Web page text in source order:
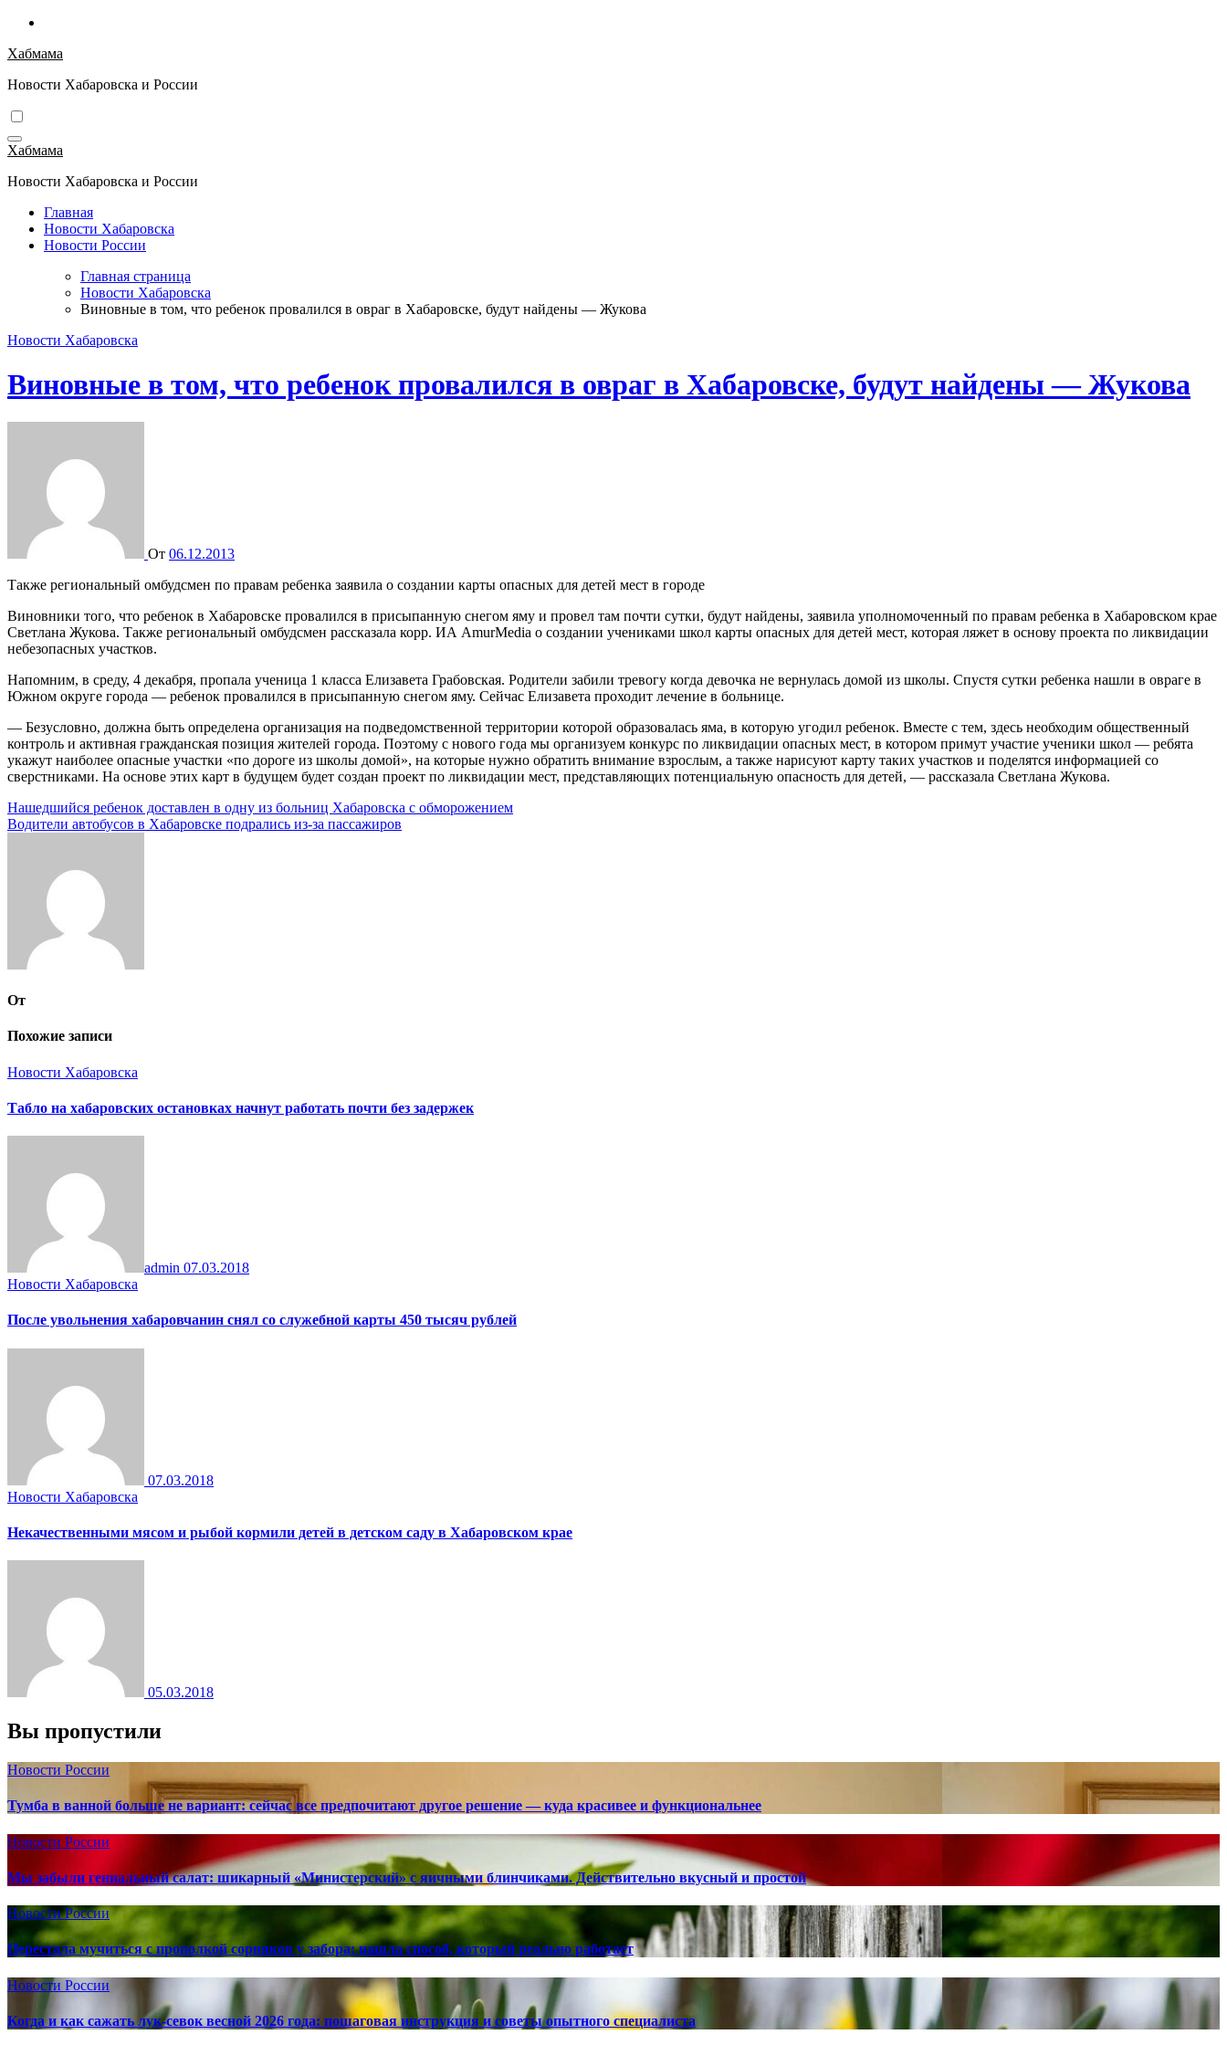
Перейти
содержимому
Хабмама
Новости Хабаровска и России
Хабмама
Новости Хабаровска и России
Главная
Новости Хабаровска
Новости России
Главная страница
Новости Хабаровска
Виновные в том, что ребенок провалился в овраг в Хабаровске, будут найдены — Жукова
Новости Хабаровска
Виновные в том, что ребенок провалился в овраг в Хабаровске, будут найдены — Жукова
От 06.12.2013
Также региональный омбудсмен по правам ребенка заявила о создании карты опасных для детей мест в городе
Виновники того, что ребенок в Хабаровске провалился в присыпанную снегом яму и провел там почти сутки, будут найдены, заявила уполномоченный по правам ребенка в Хабаровском крае
Светлана Жукова. Также региональный омбудсмен рассказала корр. ИА AmurMedia о создании учениками школ карты опасных для детей мест, которая ляжет в основу проекта по ликвидации
небезопасных участков.
Напомним, в среду, 4 декабря, пропала ученица 1 класса Елизавета Грабовская. Родители забили тревогу когда девочка не вернулась домой из школы. Спустя сутки ребенка нашли в овраге в
Южном округе города — ребенок провалился в присыпанную снегом яму. Сейчас Елизавета проходит лечение в больнице.
— Безусловно, должна быть определена организация на подведомственной территории которой образовалась яма, в которую угодил ребенок. Вместе с тем, здесь необходим общественный
контроль и активная гражданская позиция жителей города. Поэтому с нового года мы организуем конкурс по ликвидации опасных мест, в котором примут участие ученики школ — ребята
укажут наиболее опасные участки «по дороге из школы домой», на которые нужно обратить внимание взрослым, а также нарисуют карту таких участков и поделятся информацией со
сверстниками. На основе этих карт в будущем будет создан проект по ликвидации мест, представляющих потенциальную опасность для детей, — рассказала Светлана Жукова.
Навигация
по
Нашедшийся ребенок доставлен в одну из больниц Хабаровска с обморожением
Водители автобусов в Хабаровске подрались из-за пассажиров
От
Похожие записи
Новости Хабаровска
Табло на хабаровских остановках начнут работать почти без задержек
admin 07.03.2018
Новости Хабаровска
После увольнения хабаровчанин снял со служебной карты 450 тысяч рублей
07.03.2018
Новости Хабаровска
Некачественными мясом и рыбой кормили детей в детском саду в Хабаровском крае
05.03.2018
Вы пропустили
Новости России
Тумба в ванной больше не вариант: сейчас все предпочитают другое решение — куда красивее и функциональнее
Новости России
Мы забыли гениальный салат: шикарный «Министерский» с яичными блинчиками. Действительно вкусный и простой
Новости России
Перестала мучиться с прополкой сорняков у забора: нашла способ, который реально работает
Новости России
Когда и как сажать лук-севок весной 2026 года: пошаговая инструкция и советы опытного специалиста